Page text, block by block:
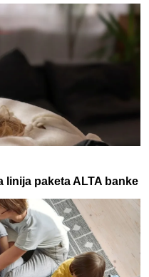
linija paketa ALTA banke